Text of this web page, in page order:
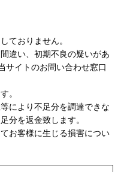
ておりません。
違い、初期不良の疑いがあ
サイトのお問い合わせ窓口
。
により不足分を調達できな
分を返金致します。
お客様に生じる損害につい